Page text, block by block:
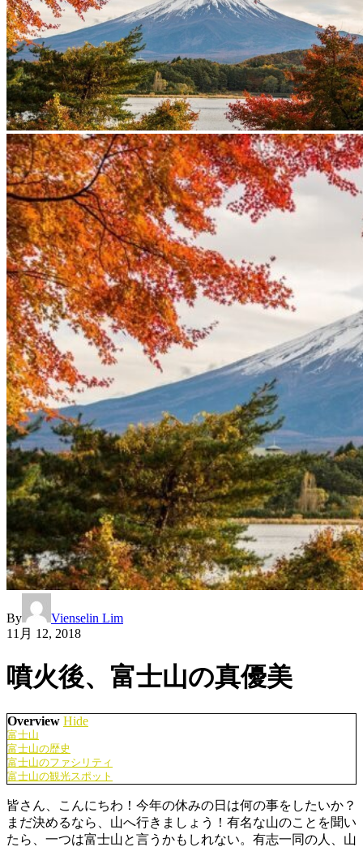
By
Vienselin Lim
11月 12, 2018
噴火後、富士山の真優美
Overview Hide
富士山
富士山の歴史
富士山のファシリティ
富士山の観光スポット
皆さん、こんにちわ！今年の休みの日は何の事をしたいか？
まだ決めるなら、山へ行きましょう！有名な山のことを聞い
たら、一つは富士山と言うかもしれない。有志一同の人、山